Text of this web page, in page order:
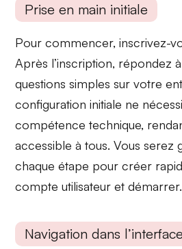
Prise en main initiale
Pour commencer, inscrivez-
Après l’inscription, répondez
questions simples sur votre
configuration initiale ne
compétence technique,
accessible à tous. Vous serez
chaque étape pour créer
compte utilisateur et démarrer.
Navigation dans l’interface